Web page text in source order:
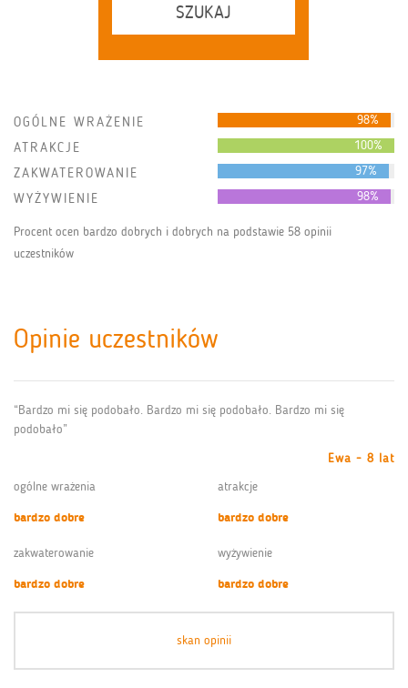
SZUKAJ
OGÓLNE WRAŻENIE 98%
ATRAKCJE 100%
ZAKWATEROWANIE 97%
WYŻYWIENIE 98%
Procent ocen bardzo dobrych i dobrych na podstawie 58 opinii
uczestników
Opinie uczestników
“Bardzo mi się podobało. Bardzo mi się podobało. Bardzo mi się
podobało”
Ewa - 8 lat
ogólne wrażenia
bardzo dobre
atrakcje
bardzo dobre
zakwaterowanie
bardzo dobre
wyżywienie
bardzo dobre
skan opinii